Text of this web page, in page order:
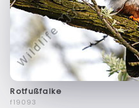
Rotfußfalke
f19093